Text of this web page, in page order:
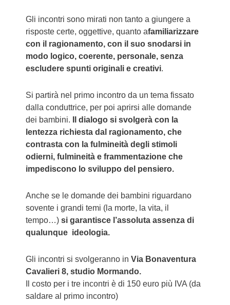
Gli incontri sono mirati non tanto a giungere a
risposte certe, oggettive, quanto afamiliarizzare
con il ragionamento, con il suo snodarsi in
modo logico, coerente, personale, senza
escludere spunti originali e creativi.
Si partirà nel primo incontro da un tema fissato
dalla conduttrice, per poi aprirsi alle domande
dei bambini.
Il dialogo si svolgerà con la
lentezza richiesta dal ragionamento, che
contrasta con la fulmineità degli stimoli
odierni, fulmineità e frammentazione che
impediscono lo sviluppo del pensiero.
Anche se le domande dei bambini riguardano
sovente i grandi temi (la morte, la vita, il
tempo…) si garantisce l’assoluta assenza di
qualunque ideologia.
Gli incontri si svolgeranno in Via Bonaventura
Cavalieri 8, studio Mormando.
Il costo per i tre incontri è di 150 euro più IVA (da
saldare al primo incontro)